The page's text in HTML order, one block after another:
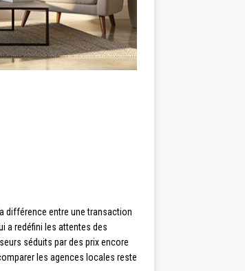
différence entre une transaction
a redéfini les attentes des
séduits par des prix encore
les agences locales reste